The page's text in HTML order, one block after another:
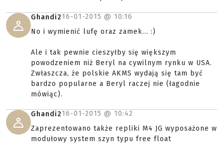
Ghandi216-01-2015 @ 10:16
No i wymienić lufę oraz zamek... :)
Ale i tak pewnie cieszyłby się większym
powodzeniem niż Beryl na cywilnym rynku w USA.
Zwłaszcza, że polskie AKMS wydają się tam być
bardzo popularne a Beryl raczej nie (łagodnie
mówiąc).
Ghandi216-01-2015 @ 10:42
Zaprezentowano także repliki M4 JG wyposażone w
modułowy system szyn typu free float